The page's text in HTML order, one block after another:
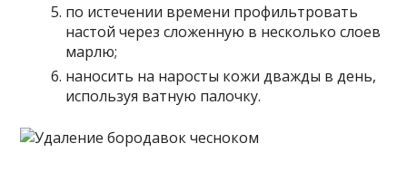
по истечении времени профильтровать
настой через сложенную в несколько слоев
марлю;
наносить на наросты кожи дважды в день,
используя ватную палочку.